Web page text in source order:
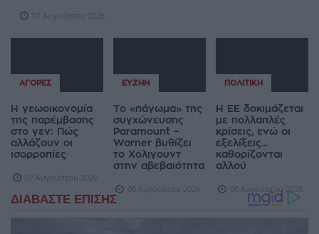
07 Αυγούστου 2026
ΑΓΟΡΈΣ
Η γεωοικονομία
της παρέμβασης
στο γεν: Πώς
αλλάζουν οι
ισορροπίες
07 Αυγούστου 2026
ΕΥΖΗΝ
Το «πάγωμα» της
συγχώνευσης
Paramount –
Warner βυθίζει
το Χόλιγουντ
στην αβεβαιότητα
06 Αυγούστου 2026
ΠΟΛΙΤΙΚΉ
Η ΕΕ δοκιμάζεται
με πολλαπλές
κρίσεις, ενώ οι
εξελίξεις...
καθορίζονται
αλλού
06 Αυγούστου 2026